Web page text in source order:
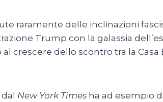
raramente delle inclinazioni
Trump con la galassia
crescere dello scontro tra la
New York Times ha ad esempio